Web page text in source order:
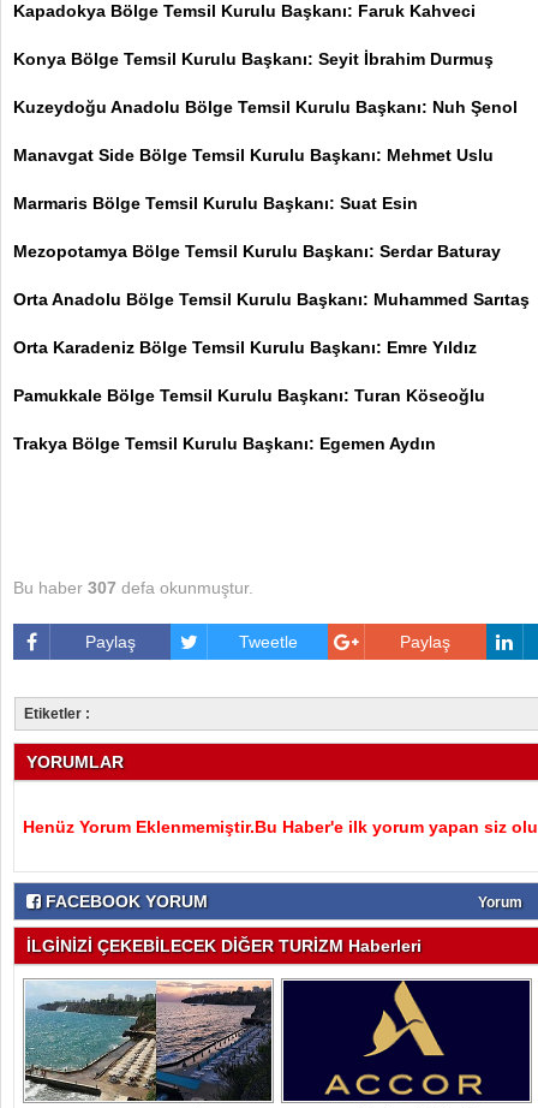
Kapadokya Bölge Temsil Kurulu Başkanı: Faruk Kahveci
Konya Bölge Temsil Kurulu Başkanı: Seyit İbrahim Durmuş
Kuzeydoğu Anadolu Bölge Temsil Kurulu Başkanı: Nuh Şenol
Manavgat Side Bölge Temsil Kurulu Başkanı: Mehmet Uslu
Marmaris Bölge Temsil Kurulu Başkanı: Suat Esin
Mezopotamya Bölge Temsil Kurulu Başkanı: Serdar Baturay
Orta Anadolu Bölge Temsil Kurulu Başkanı: Muhammed Sarıtaş
Orta Karadeniz Bölge Temsil Kurulu Başkanı: Emre Yıldız
Pamukkale Bölge Temsil Kurulu Başkanı: Turan Köseoğlu
Trakya Bölge Temsil Kurulu Başkanı: Egemen Aydın
Bu haber 307 defa okunmuştur.
Paylaş Tweetle Paylaş
Etiketler :
YORUMLAR
Henüz Yorum Eklenmemiştir.Bu Haber'e ilk yorum yapan siz
FACEBOOK YORUM Yorum
İLGİNİZİ ÇEKEBİLECEK DİĞER TURİZM Haberleri